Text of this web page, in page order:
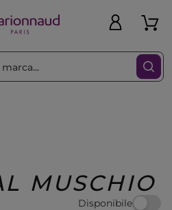
Regalo
MUSCHIO
Disponibile
Filtra